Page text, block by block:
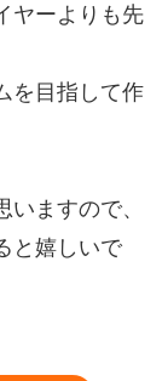
ヤーよりも先
を目指して作
ますので、
と嬉しいで